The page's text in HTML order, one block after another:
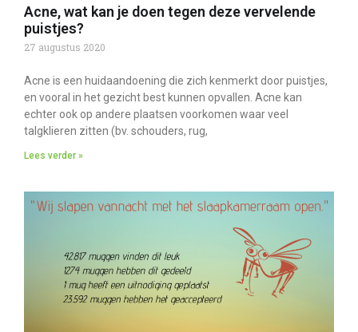
Acne, wat kan je doen tegen deze vervelende
puistjes?
27 augustus 2020
Acne is een huidaandoening die zich kenmerkt door puistjes,
en vooral in het gezicht best kunnen opvallen. Acne kan
echter ook op andere plaatsen voorkomen waar veel
talgklieren zitten (bv. schouders, rug,
Lees verder »